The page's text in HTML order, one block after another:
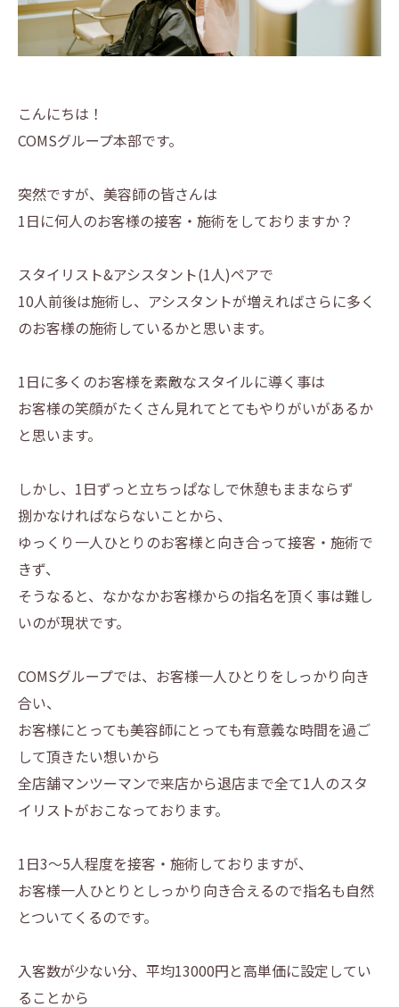
こんにちは！
COMSグループ本部です。
突然ですが、美容師の皆さんは
1日に何人のお客様の接客・施術をしておりますか？
スタイリスト&アシスタント(1人)ペアで
10人前後は施術し、アシスタントが増えればさらに多く
のお客様の施術しているかと思います。
1日に多くのお客様を素敵なスタイルに導く事は
お客様の笑顔がたくさん見れてとてもやりがいがあるか
と思います。
しかし、1日ずっと立ちっぱなしで休憩もままならず
捌かなければならないことから、
ゆっくり一人ひとりのお客様と向き合って接客・施術で
きず、
そうなると、なかなかお客様からの指名を頂く事は難し
いのが現状です。
COMSグループでは、お客様一人ひとりをしっかり向き
合い、
お客様にとっても美容師にとっても有意義な時間を過ご
して頂きたい想いから
全店舗マンツーマンで来店から退店まで全て1人のスタ
イリストがおこなっております。
1日3～5人程度を接客・施術しておりますが、
お客様一人ひとりとしっかり向き合えるので指名も自然
とついてくるのです。
入客数が少ない分、平均13000円と高単価に設定してい
ることから